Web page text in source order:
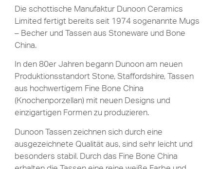
Die schottische Manufaktur Dunoon Ceramics
Limited fertigt bereits seit 1974 sogenannte Mugs
– Becher und Tassen aus Stoneware und Bone
China.
In den 80er Jahren begann Dunoon am neuen
Produktionsstandort Stone, Staffordshire, Tassen
aus hochwertigem Fine Bone China
(Knochenporzellan) mit neuen Designs und
einzigartigen Formen zu produzieren.
Dunoon Tassen zeichnen sich durch eine
ausgezeichnete Qualität aus, sind sehr leicht und
besonders stabil. Durch das Fine Bone China